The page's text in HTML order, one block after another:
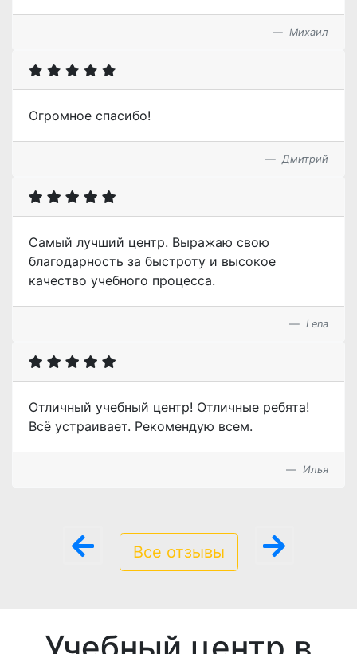
Михаил
Огромное спасибо!
Дмитрий
Самый лучший центр. Выражаю свою
благодарность за быстроту и высокое
качество учебного процесса.
Lena
Отличный учебный центр! Отличные ребята!
Всё устраивает. Рекомендую всем.
Илья
Все отзывы